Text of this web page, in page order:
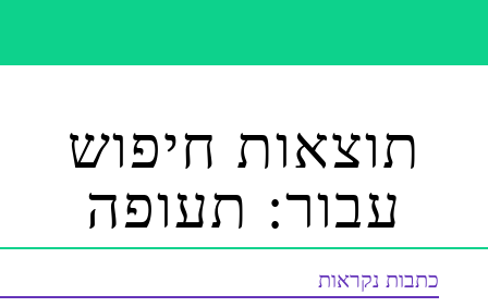
תוצאות חיפוש
עבור: תעופה
כתבות נקראות